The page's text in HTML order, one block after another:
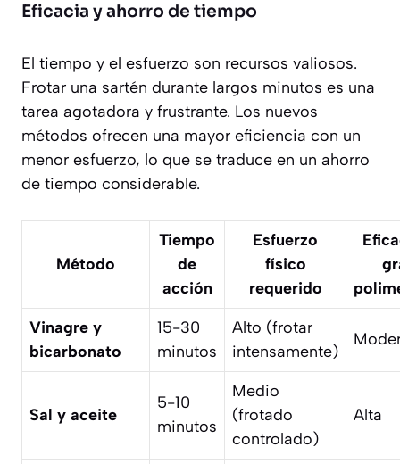
Eficacia y ahorro de tiempo
El tiempo y el esfuerzo son recursos valiosos.
Frotar una sartén durante largos minutos es una
tarea agotadora y frustrante. Los nuevos
métodos ofrecen una mayor eficiencia con un
menor esfuerzo, lo que se traduce en un ahorro
de tiempo considerable.
Método
Tiempo
de
acción
Esfuerzo
físico
requerido
Vinagre y
bicarbonato
15-30
minutos
Alto (frotar
intensamente)
Sal y aceite
5-10
minutos
Medio
(frotado
controlado)
Alta